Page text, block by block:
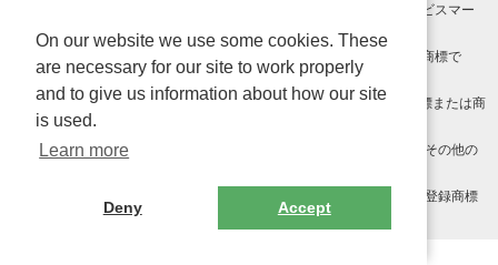
登録された Apple Inc. の商標です。App Store は Apple Inc. のサービスマー
クです。
Android、Google Play および Google Play ロゴ は Google LLC の商標で
す。
Windows は Microsoft Inc.の米国およびその他の国における登録商標または商
標です。
Adobe、Adobe Reader、Adobe PDF は、Adobe Inc.の米国およびその他の
その他、記載されている会社名、商品名、ロゴは各社の商標または登録商標
On our website we use some cookies. These
are necessary for our site to work properly
and to give us information about how our site
is used.
Learn more
Deny Accept